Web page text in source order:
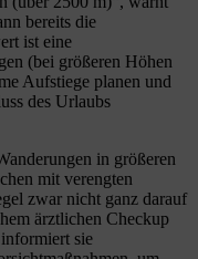
bereits die
ist eine
(bei größeren Höhen
Aufstiege planen und
des Urlaubs
in größeren
mit verengten
zwar nicht ganz darauf
ärztlichen Checkup
sie